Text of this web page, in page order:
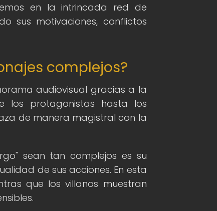
en la intrincada red de
sus motivaciones, conflictos
complejos?
audiovisual gracias a la
los protagonistas hasta los
de manera magistral con la
sean tan complejos es su
de sus acciones. En esta
que los villanos muestran